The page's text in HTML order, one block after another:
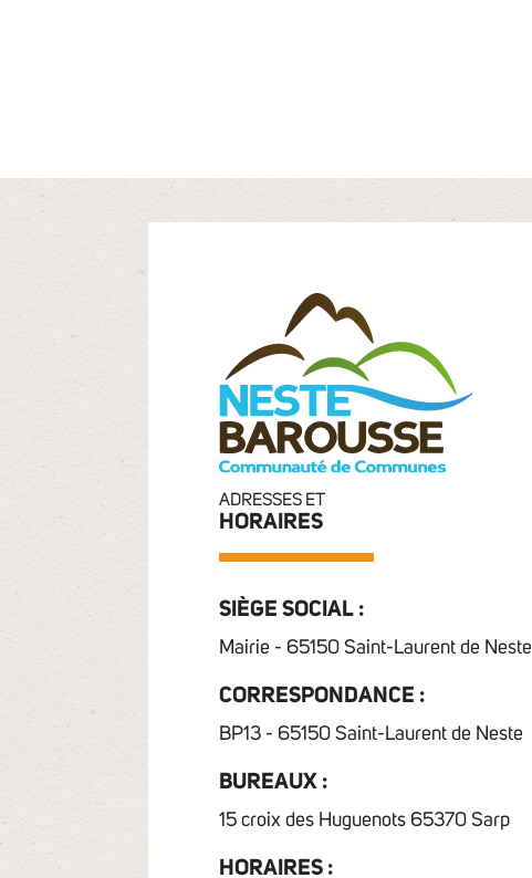
ADRESSES ET
HORAIRES
SIÈGE SOCIAL :
Mairie - 65150 Saint-Laurent de Neste
CORRESPONDANCE :
BP13 - 65150 Saint-Laurent de Neste
BUREAUX :
15 croix des Huguenots 65370 Sarp
HORAIRES :